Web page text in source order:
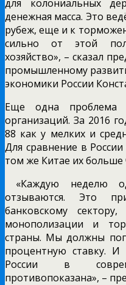
для колониальных
денежная масса. Это
рубеж, еще и к
сильно от этой
хозяйство», – сказал
промышленному
экономики России
Еще одна проблема
организаций. За 2016
88 как у мелких и
Для сравнение в
том же Китае их больше
«Каждую неделю
отзываются. Это
банковскому
монополизации и
страны. Мы должны
процентную ставку. И
России в
противопоказана», –